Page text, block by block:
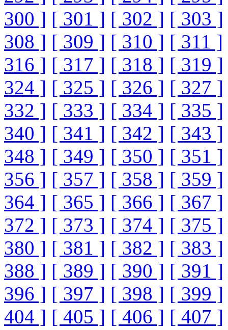
300 ] [ 301 ] [ 302 ] [ 303 ]
308 ] [ 309 ] [ 310 ] [ 311 ]
316 ] [ 317 ] [ 318 ] [ 319 ]
324 ] [ 325 ] [ 326 ] [ 327 ]
332 ] [ 333 ] [ 334 ] [ 335 ]
340 ] [ 341 ] [ 342 ] [ 343 ]
348 ] [ 349 ] [ 350 ] [ 351 ]
356 ] [ 357 ] [ 358 ] [ 359 ]
364 ] [ 365 ] [ 366 ] [ 367 ]
372 ] [ 373 ] [ 374 ] [ 375 ]
380 ] [ 381 ] [ 382 ] [ 383 ]
388 ] [ 389 ] [ 390 ] [ 391 ]
396 ] [ 397 ] [ 398 ] [ 399 ]
404 ] [ 405 ] [ 406 ] [ 407 ]